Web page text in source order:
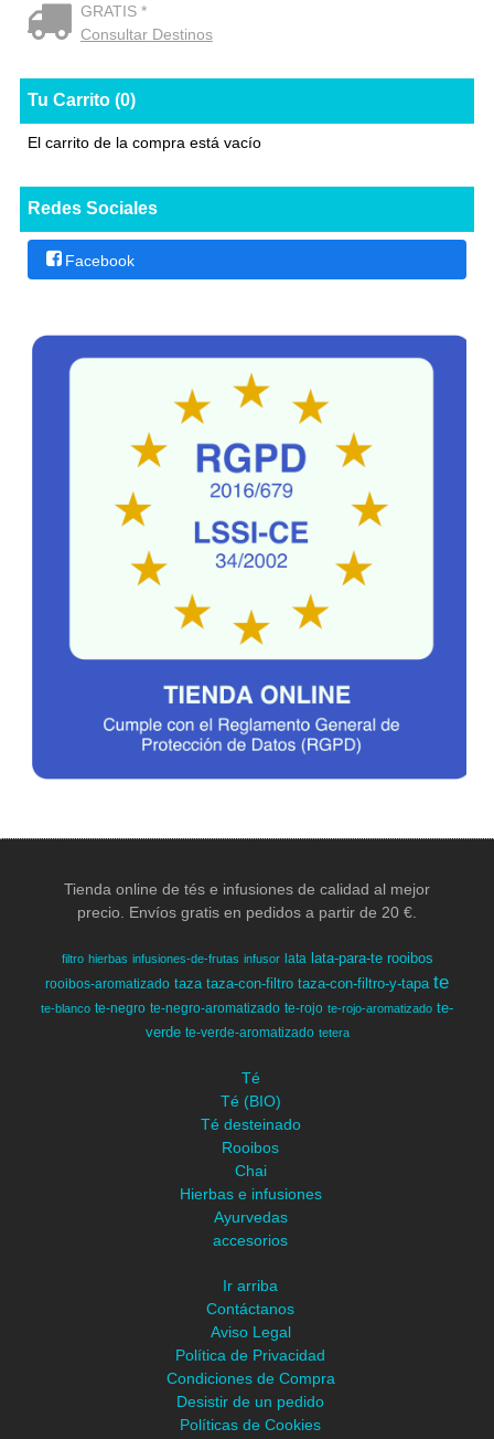
GRATIS *
Consultar Destinos
Tu Carrito (0)
El carrito de la compra está vacío
Redes Sociales
Facebook
Tienda online de tés e infusiones de calidad al mejor
precio. Envíos gratis en pedidos a partir de 20 €.
filtro hierbas infusiones-de-frutas infusor lata lata-para-te rooibos
rooibos-aromatizado taza taza-con-filtro taza-con-filtro-y-tapa te
te-blanco te-negro te-negro-aromatizado te-rojo te-rojo-aromatizado te-
verde te-verde-aromatizado tetera
Té
Té (BIO)
Té desteinado
Rooibos
Chai
Hierbas e infusiones
Ayurvedas
accesorios
Ir arriba
Contáctanos
Aviso Legal
Política de Privacidad
Condiciones de Compra
Desistir de un pedido
Políticas de Cookies